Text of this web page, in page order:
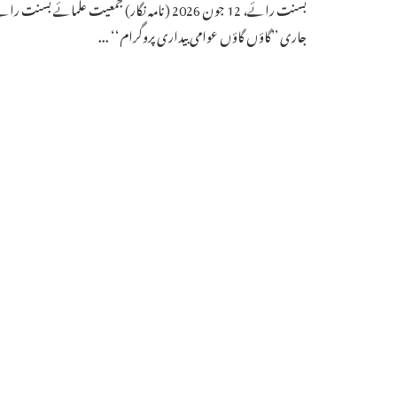
بسنت رائے، 12 جون 2026 (نامہ نگار) جمعیت
جاری ’’گاؤں گاؤں عوامی بیداری پروگرام‘‘ ...